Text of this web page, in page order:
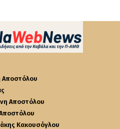
Αποστόλου
Αποστόλου
Κακουσόγλου